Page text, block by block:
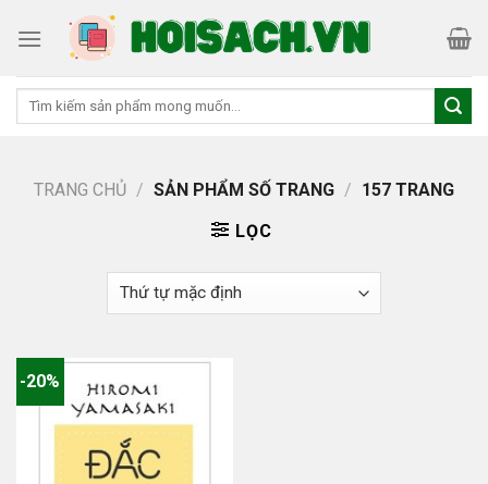
Tìm
TRANG CHỦ / SẢN PHẨM SỐ TRANG / 157 TRANG
LỌC
-20%